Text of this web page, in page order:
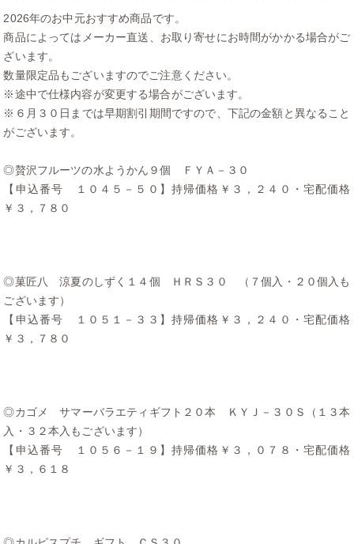
2026年のお中元おすすめ商品です。
商品によってはメーカー直送、お取り寄せにお時間がかかる場合がご
ざいます。
数量限定品もございますのでご注意ください。
※途中で仕様内容が変更する場合がございます。
※６月３０日までは早期割引期間ですので、下記の金額と異なること
がございます。
◎贅沢フルーツの水ようかん９個 ＦＹＡ－３０
【申込番号 １０４５－５０】持帰価格￥３，２４０・宅配価格
￥３，７８０
◎菓匠八 涼夏のしずく１４個 ＨＲＳ３０ （７個入・２０個入も
ございます）
【申込番号 １０５１－３３】持帰価格￥３，２４０・宅配価格
￥３，７８０
◎カゴメ サマーバラエティギフト２０本 ＫＹＪ－３０Ｓ（１３本
入・３２本入もございます）
【申込番号 １０５６－１９】持帰価格￥３，０７８・宅配価格
￥３，６１８